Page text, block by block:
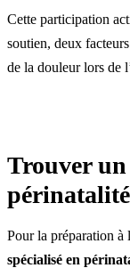
Cette participation
soutien, deux
de la douleur lors de
Trouver
périnatalité
Pour la préparation à
spécialisé en